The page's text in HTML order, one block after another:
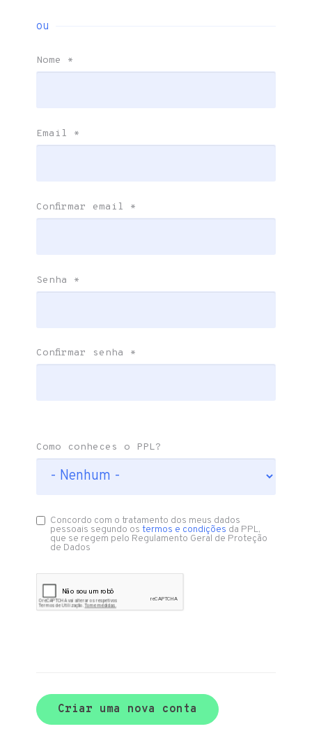
ou
Nome *
Email *
Confirmar email *
Senha *
Confirmar senha *
Como conheces o PPL?
Concordo com o tratamento dos meus dados
pessoais segundo ostermos e condições da PPL,
que se regem pelo Regulamento Geral de Proteção
de Dados
Criar uma nova conta